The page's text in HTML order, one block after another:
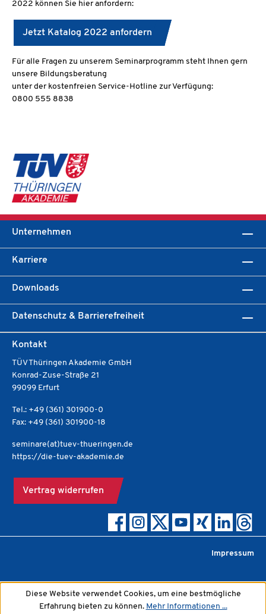
2022 können Sie hier anfordern:
Jetzt Katalog 2022 anfordern
Für alle Fragen zu unserem Seminarprogramm steht Ihnen gern
unsere Bildungsberatung
unter der kostenfreien Service-Hotline zur Verfügung:
0800 555 8838
Unternehmen
Karriere
Downloads
Datenschutz & Barrierefreiheit
Kontakt
TÜV Thüringen Akademie GmbH
Konrad-Zuse-Straße 21
99099 Erfurt
Tel.: +49 (361) 301900-0
Fax: +49 (361) 301900-18
seminare(at)tuev-thueringen.de
https://die-tuev-akademie.de
Vertrag widerrufen
Impressum
Diese Website verwendet Cookies, um eine bestmögliche
Erfahrung bieten zu können. Mehr Informationen ...